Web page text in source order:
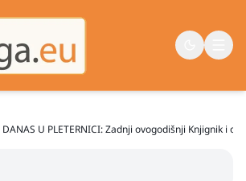
DANAS U PLETERNICI: Zadnji ovogodišnji Knjignik i